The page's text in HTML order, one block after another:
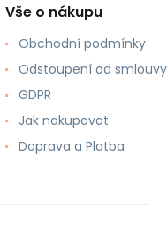
Vše o nákupu
Obchodní podmínky
Odstoupení od smlouvy
GDPR
Jak nakupovat
Doprava a Platba